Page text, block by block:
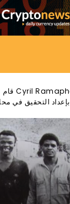
قام Cyril Ramaphosa بجنوب إفريقيا
بإعداد التحقيق في